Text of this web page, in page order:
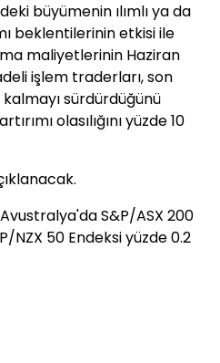
büyümenin ılımlı ya da
beklentilerinin etkisi ile
maliyetlerinin Haziran
işlem traderları, son
sürdürdüğünü
olasılığını yüzde 10
S&P/ASX 200
NZX 50 Endeksi yüzde 0.2